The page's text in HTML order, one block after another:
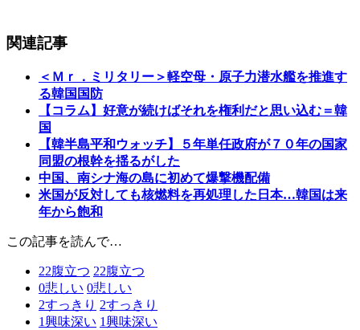
関連記事
＜Ｍｒ．ミリタリー＞軽空母・原子力潜水艦を推進す
る韓国国防
【コラム】好意が続けばそれを権利だと思い込む＝韓
国
【韓半島平和ウォッチ】５年単任政府が７０年の国家
同盟の根幹を揺るがした
中国、南シナ海の島に初めて爆撃機配備
米国が反対しても核燃料を再処理した日本…韓国は来
年から飽和
この記事を読んで…
22腹立つ 22腹立つ
0悲しい 0悲しい
2すっきり 2すっきり
1興味深い 1興味深い